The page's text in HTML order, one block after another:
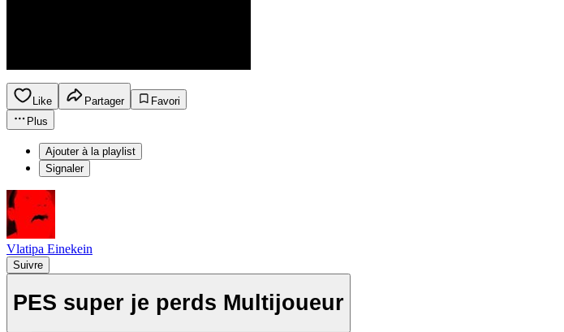
Like Partager
Favori
Plus
Ajouter à la playlist
Signaler
Vlatipa Einekein
Suivre
PES super je perds Multijoueur